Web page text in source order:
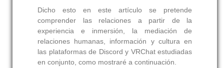
Dicho esto en este artículo se pretende
comprender las relaciones a partir de la
experiencia e inmersión, la mediación de
relaciones humanas, información y cultura en
las plataformas de Discord y VRChat estudiadas
en conjunto, como mostraré a continuación.